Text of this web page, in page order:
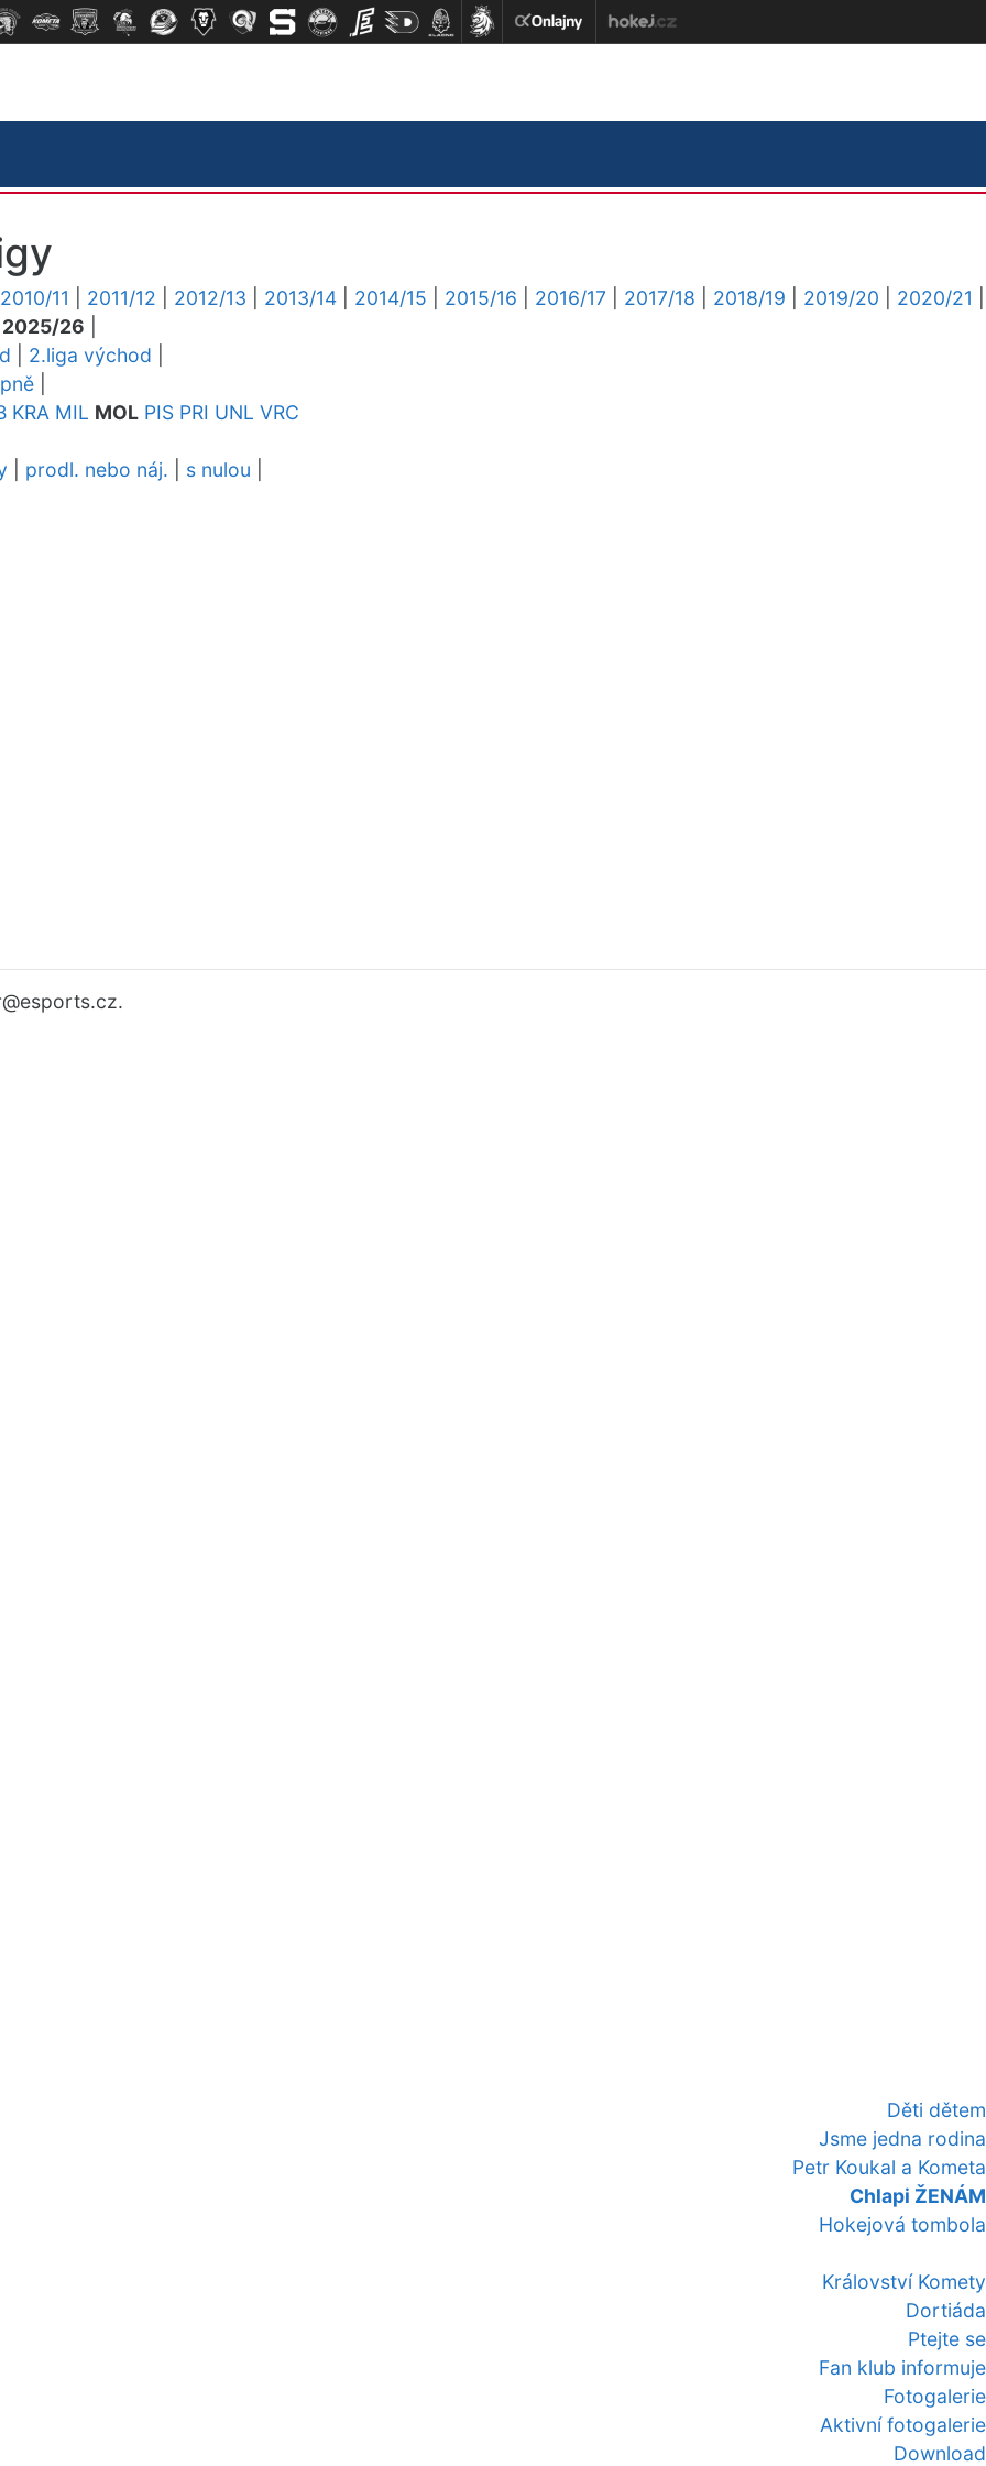
Děti dětem
Jsme jedna rodina
Petr Koukal a Kometa
Chlapi ŽENÁM
Hokejová tombola
Království Komety
Dortiáda
Ptejte se
Fan klub informuje
Fotogalerie
Aktivní fotogalerie
Download
2010/11 2011/12 2012/13 2013/14 2014/15 2015/16 2016/17 2017/18 2018/19 2019/20 2020/21
2025/26
2.liga východ
KRA MIL MOL PIS PRI UNL VRC
prodl. nebo náj. s nulou
@esports.cz.